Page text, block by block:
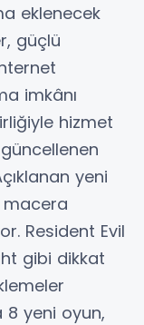
eklenecek
güçlü
imkânı
hizmet
yeni
macera
Resident Evil
gibi dikkat
8 yeni oyun,